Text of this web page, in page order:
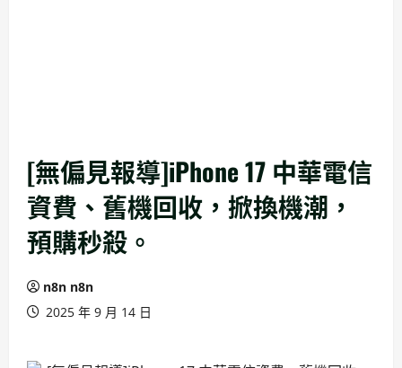
[無偏見報導]iPhone 17 中華電信
資費、舊機回收，掀換機潮，
預購秒殺。
n8n n8n
2025 年 9 月 14 日